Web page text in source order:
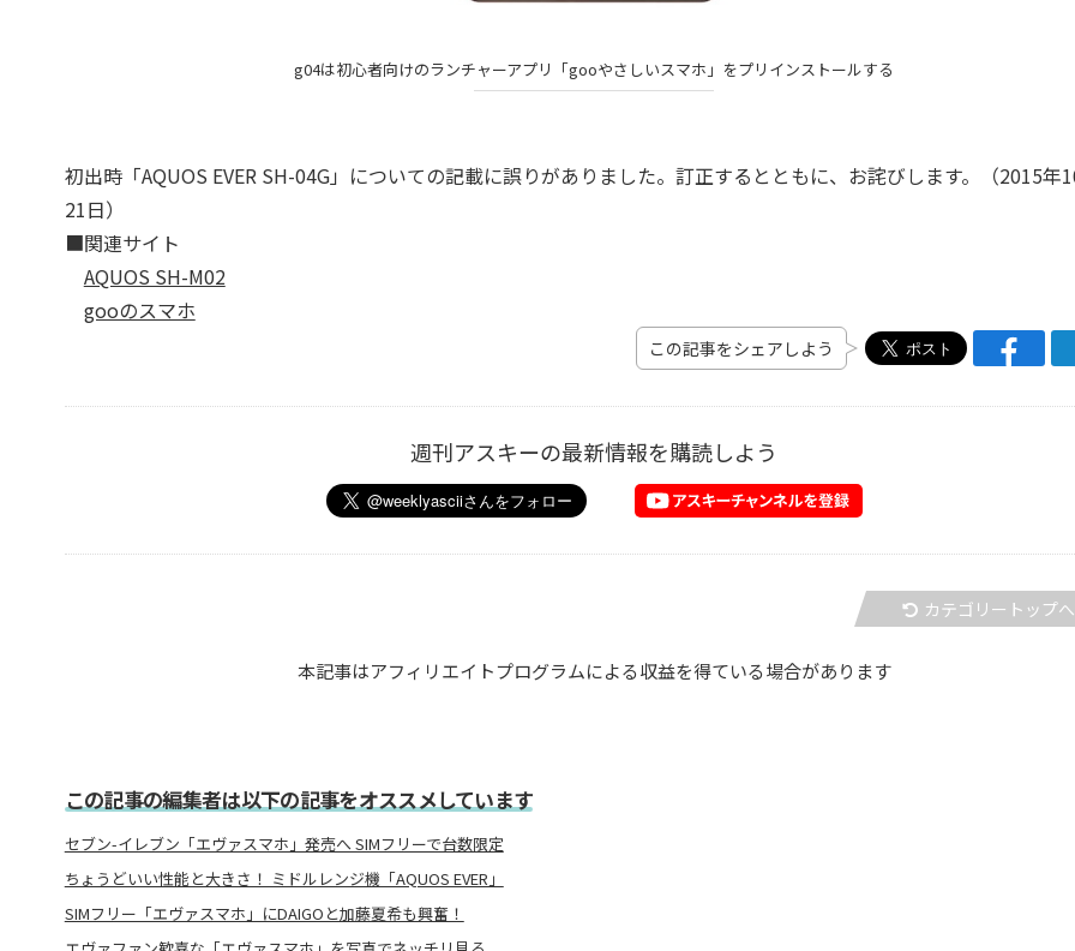
g04は初心者向けのランチャーアプリ「gooやさしいスマホ」をプリインストールする
初出時「AQUOS EVER SH-04G」についての記載に誤りがありました。訂正するとともに、お詫びします。（2015年
21日）
■関連サイト
AQUOS SH-M02
gooのスマホ
この記事をシェアしよう
週刊アスキーの最新情報を購読しよう
カテゴリートップへ
本記事はアフィリエイトプログラムによる収益を得ている場合があります
この記事の編集者は以下の記事をオススメしています
セブン-イレブン「エヴァスマホ」発売へ SIMフリーで台数限定
ちょうどいい性能と大きさ！ ミドルレンジ機「AQUOS EVER」
SIMフリー「エヴァスマホ」にDAIGOと加藤夏希も興奮！